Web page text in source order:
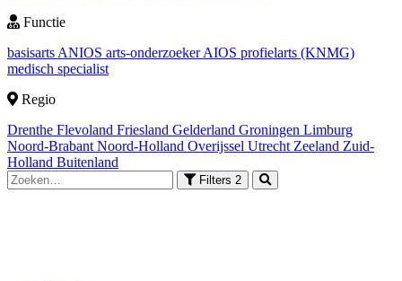
Functie
basisarts ANIOS arts-onderzoekerAIOS profielarts (KNMG)
medisch specialist
Regio
Drenthe Flevoland Friesland Gelderland Groningen Limburg
Noord-Brabant Noord-Holland Overijssel Utrecht Zeeland Zuid-
Holland Buitenland
Filters 2